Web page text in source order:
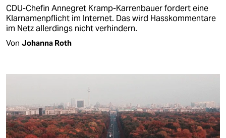
CDU-Chefin Annegret Kramp-Karrenbauer fordert eine
Klarnamenpflicht im Internet. Das wird Hasskommentare
im Netz allerdings nicht verhindern.
Von Johanna Roth